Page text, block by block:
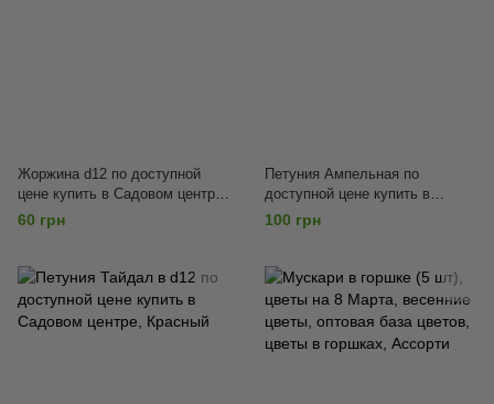
Жоржина d12 по доступной
цене купить в Садовом центре,
Ассорти
60 грн
Петуния Ампельная по
доступной цене купить в
Садовом центре, Красный
100 грн